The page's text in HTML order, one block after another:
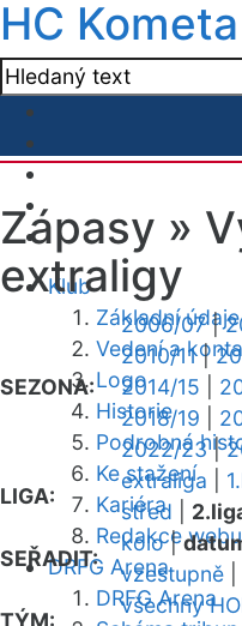
HC
Klub
Základní údaje
Vedení a
Logo
Historie
Podrobná
Ke stažení
Kariéra
Redakce webu
DRFG Arena
DRFG Arena
Zápasy »
extraligy
SEZONA:
2006/07|
2010/11|
2014/15
2018/19
2022/23|
LIGA:
extraliga
střed
SEŘADIT:
kolo|
vzestupně
TÝM:
všechny